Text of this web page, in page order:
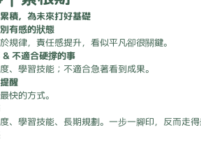
積，為未來打好基礎
有感的狀態
規律，責任感提升，看似平凡卻很關鍵。
不適合硬撐的事
、學習技能；不適合急著看到成果。
醒
快的方式。
、學習技能、長期規劃。一步一腳印，反而走